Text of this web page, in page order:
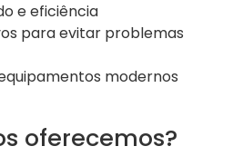
e eficiência
para evitar problemas
modernos
oferecemos?